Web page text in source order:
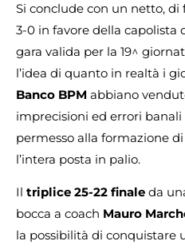
Si conclude con un netto,
3-0 in favore della capolista
gara valida per la 19^
l’idea di quanto in realtà i
Banco BPM abbiano
imprecisioni ed errori
permesso alla formazione
l’intera posta in palio.
Il triplice 25-22 finale da
bocca a coach Mauro
la possibilità di conquistare